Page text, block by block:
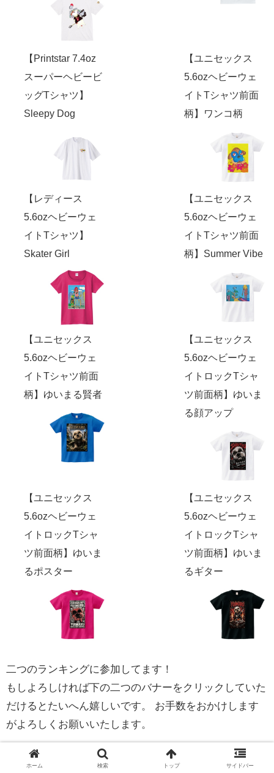
【Printstar 7.4oz
スーパーヘビービ
ッグTシャツ】
Sleepy Dog
【ユニセックス
5.6ozヘビーウェ
イトTシャツ前面
柄】ワンコ柄
【レディース
5.6ozヘビーウェ
イトTシャツ】
Skater Girl
【ユニセックス
5.6ozヘビーウェ
イトTシャツ前面
柄】Summer Vibe
【ユニセックス
5.6ozヘビーウェ
イトTシャツ前面
柄】ゆいまる賢者
【ユニセックス
5.6ozヘビーウェ
イトロックTシャ
ツ前面柄】ゆいま
る顔アップ
【ユニセックス
5.6ozヘビーウェ
イトロックTシャ
ツ前面柄】ゆいま
るポスター
【ユニセックス
5.6ozヘビーウェ
イトロックTシャ
ツ前面柄】ゆいま
るギター
二つのランキングに参加してます！
もしよろしければ下の二つのバナーをクリックしていた
だけるとたいへん嬉しいです。 お手数をおかけします
がよろしくお願いいたします。
にほんブログ村
ホーム 検索 トップ サイドバー